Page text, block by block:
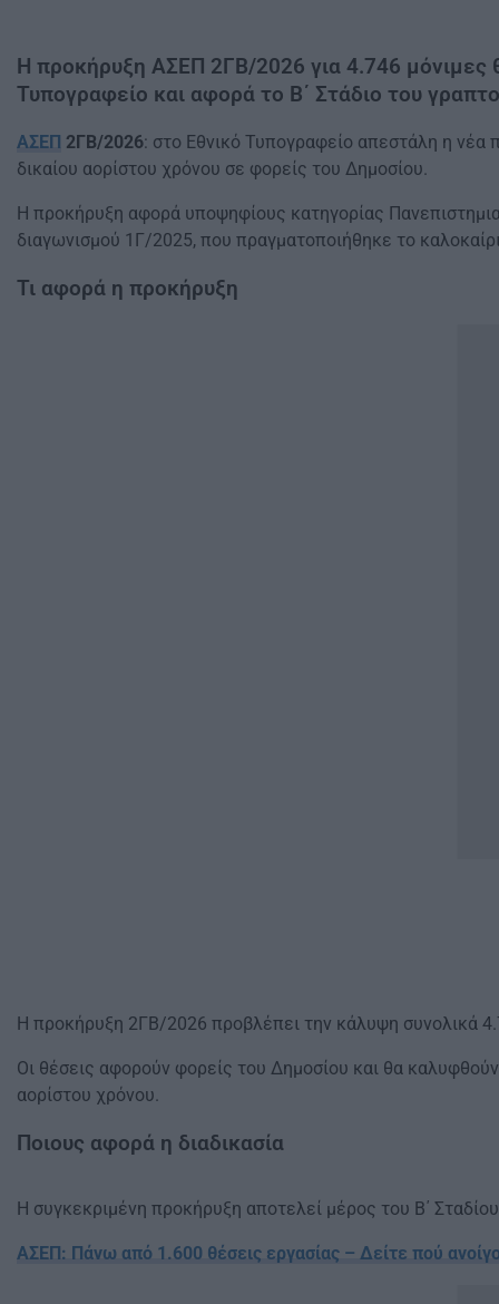
Η προκήρυξη ΑΣΕΠ 2ΓΒ/2026 για 4.746 μόνιμες
Τυπογραφείο και αφορά το Β΄ Στάδιο του
ΑΣΕΠ 2ΓΒ/2026: στο Εθνικό Τυπογραφείο απεστάλη η
δικαίου αορίστου χρόνου σε φορείς του Δημοσίου.
Η προκήρυξη αφορά υποψηφίους κατηγορίας
διαγωνισμού 1Γ/2025, που πραγματοποιήθηκε το
Τι αφορά η προκήρυξη
Η προκήρυξη 2ΓΒ/2026 προβλέπει την κάλυψη συνολικά
Οι θέσεις αφορούν φορείς του Δημοσίου και θα
αορίστου χρόνου.
Ποιους αφορά η διαδικασία
Η συγκεκριμένη προκήρυξη αποτελεί μέρος του Β΄
ΑΣΕΠ: Πάνω από 1.600 θέσεις εργασίας – Δείτε πού